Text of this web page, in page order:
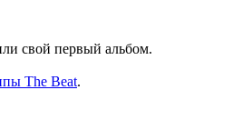
свой первый альбом.
The Beat.